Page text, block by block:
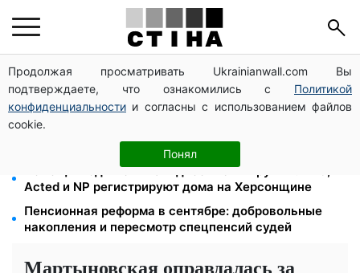
Продолжая просматривать Ukrainianwall.com Вы
подтверждаете, что ознакомились с Политикой
конфиденциальности и согласны с использованием файлов
cookie.
Понял
Цифровизация дел и ВВК: юрист Танасийчук —
почему проверки ТЦК не работают без смены
системы
200+ тысяч в СЗЧ, миллионы в розыске: Федоров
раскрыл план реформы мобилизации и ТЦК
Помощь людям с инвалидностью I-II группы: DRC,
Acted и NP регистрируют дома на Херсонщине
Пенсионная реформа в сентябре: добровольные
накопления и пересмотр спецпенсий судей
Мартыновская оправдалась за